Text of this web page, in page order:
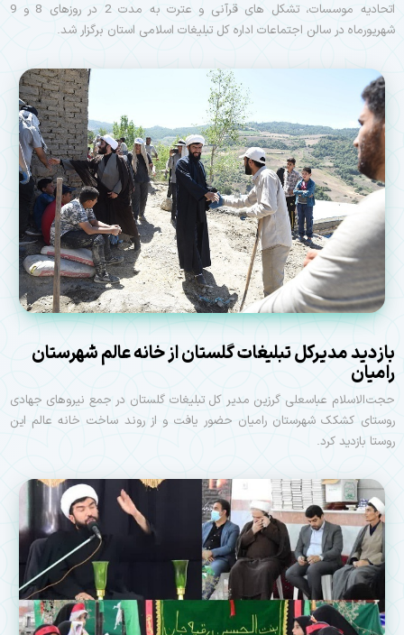
اتحادیه موسسات، تشکل های قرآنی و عترت به مدت 2 در روزهای 8 و 9
شهریورماه در سالن اجتماعات اداره کل تبلیغات اسلامی استان برگزار شد.
بازدید مدیرکل تبلیغات گلستان از خانه عالم شهرستان
رامیان
حجت‌الاسلام عباسعلی گرزین مدیر کل تبلیغات گلستان در جمع نیروهای جهادی
روستای کشکک شهرستان رامیان حضور يافت و از روند ساخت خانه عالم این
روستا بازديد كرد.